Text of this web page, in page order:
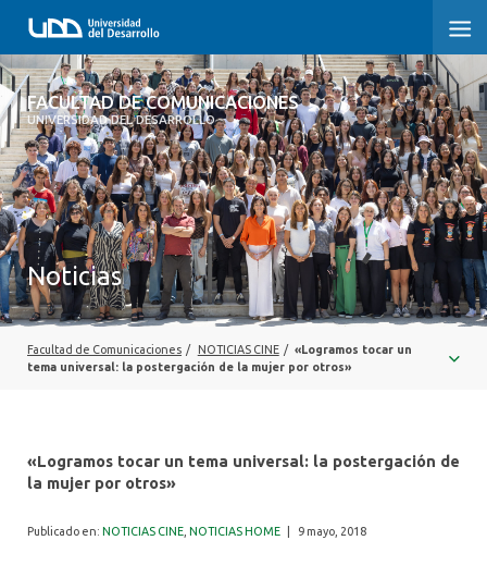
FACULTAD DE COMUNICACIONES
UNIVERSIDAD DEL DESARROLLO
FACULTAD DE COMUNICACIONES
INICIO
SOBRE LA FACULTAD
CARRERAS
POSTGRADOS Y EDUCACIÓN CONTINUA
INVESTIGACIÓN
ALUMNI
Noticias
Facultad de Comunicaciones / NOTICIAS CINE / «Logramos tocar un
tema universal: la postergación de la mujer por otros»
«Logramos tocar un tema universal: la postergación de
la mujer por otros»
Publicado en: NOTICIAS CINE NOTICIAS HOME 9 mayo, 2018